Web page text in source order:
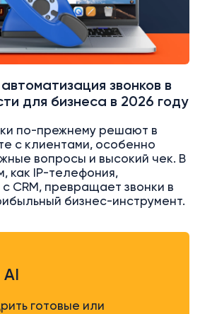
звонков в
для бизнеса в 2026 году
по-прежнему решают в
с клиентами, особенно
вопросы и высокий чек. В
как IP-телефония,
CRM, превращает звонки в
бизнес-инструмент.
готовые или